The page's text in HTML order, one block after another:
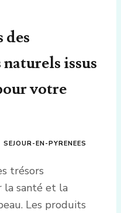
des
issus
votre
SEJOUR-EN-PYRENEES
trésors
la santé et la
Les produits